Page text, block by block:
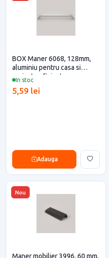
In stoc
BOX Maner 6068, 128mm,
aluminiu pentru casa si
proiecte eficiente
5,59 lei
Adauga
Nou
Maner mobilier 3996, 60 mm,